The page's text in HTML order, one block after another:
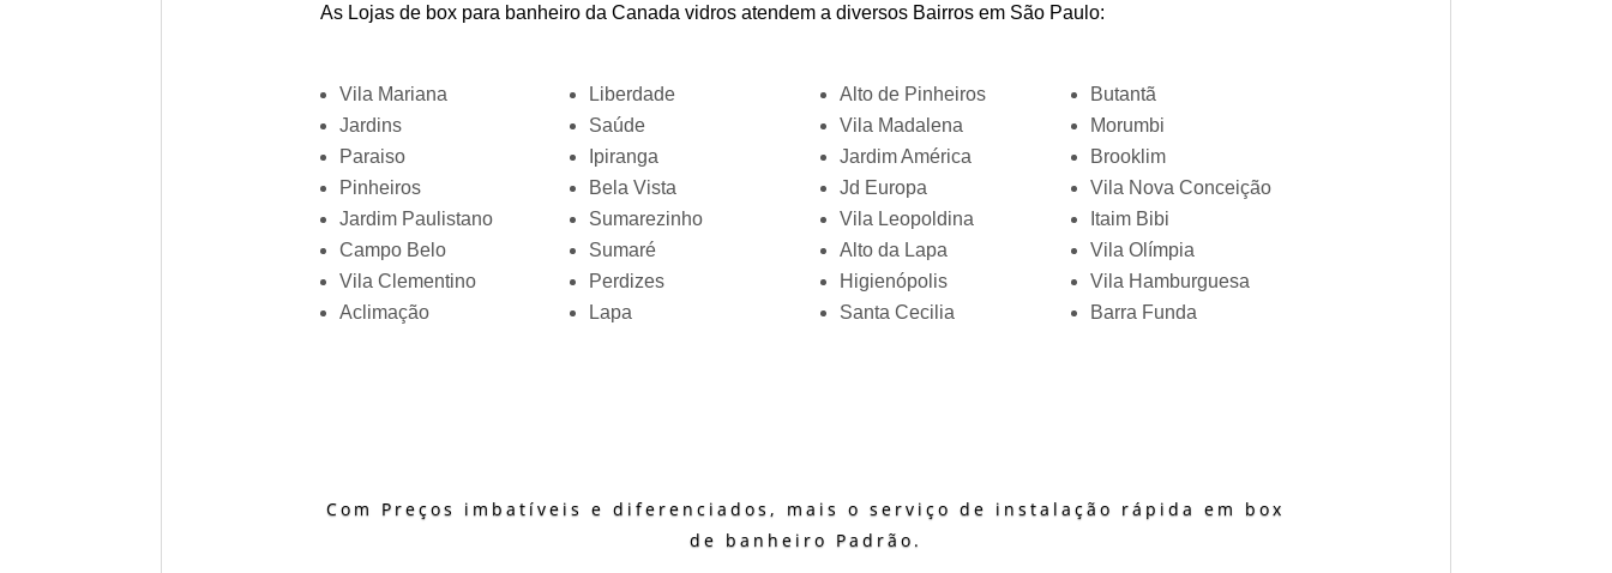
As Lojas de box para banheiro da Canada vidros atendem a diversos Bairros em São Paulo:
Vila Mariana
Jardins
Paraiso
Pinheiros
Jardim Paulistano
Campo Belo
Vila Clementino
Aclimação
Liberdade
Saúde
Ipiranga
Bela Vista
Sumarezinho
Sumaré
Perdizes
Lapa
Alto de Pinheiros
Vila Madalena
Jardim América
Jd Europa
Vila Leopoldina
Alto da Lapa
Higienópolis
Santa Cecilia
Butantã
Morumbi
Brooklim
Vila Nova Conceição
Itaim Bibi
Vila Olímpia
Vila Hamburguesa
Barra Funda
Com Preços imbatíveis e diferenciados, mais o serviço de instalação rápida em box
de banheiro Padrão.